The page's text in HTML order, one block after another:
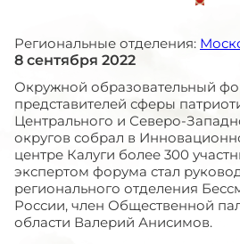
Региональные отделения:
8 сентября 2022
Окружной образовательный
представителей сферы
Центрального и Северо-
округов собрал в
центре Калуги более 300
экспертом форума стал
регионального отделения
России, член Общественной
области Валерий Анисимов.